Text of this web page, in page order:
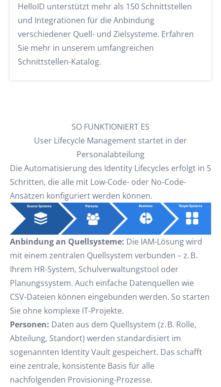
HelloID unterstützt mehr als 150 Schnittstellen
und Integrationen für die Anbindung
verschiedener Quell- und Zielsysteme. Erfahren
Sie mehr in unserem umfangreichen
Schnittstellen-Katalog.
SO FUNKTIONIERT ES
User Lifecycle Management startet in der
Personalabteilung
Die Automatisierung des Identity Lifecycles erfolgt in 5
Schritten, die alle mit Low-Code- oder No-Code-
Ansätzen konfiguriert werden können.
Anbindung an Quellsysteme: Die IAM-Lösung wird
mit einem zentralen Quellsystem verbunden – z. B.
Ihrem HR-System, Schulverwaltungstool oder
Planungssystem. Auch einfache Datenquellen wie
CSV-Dateien können eingebunden werden. So starten
Sie ohne komplexe IT-Projekte.
Personen: Daten aus dem Quellsystem (z. B. Rolle,
Abteilung, Standort) werden standardisiert im
sogenannten Identity Vault gespeichert. Das schafft
eine zentrale, konsistente Basis für alle
nachfolgenden Provisioning-Prozesse.